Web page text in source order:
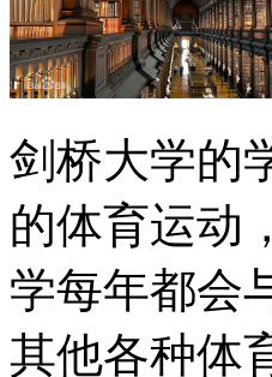
剑桥大学的
的体育运动
学每年都会
其他各种体